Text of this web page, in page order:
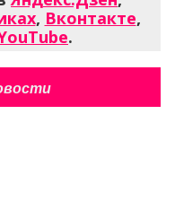
, Вконтакте,
.